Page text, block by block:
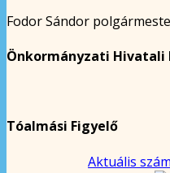
Fodor Sándor
Önkormányzati Hivatali
Tóalmási Figyelő
Aktuális